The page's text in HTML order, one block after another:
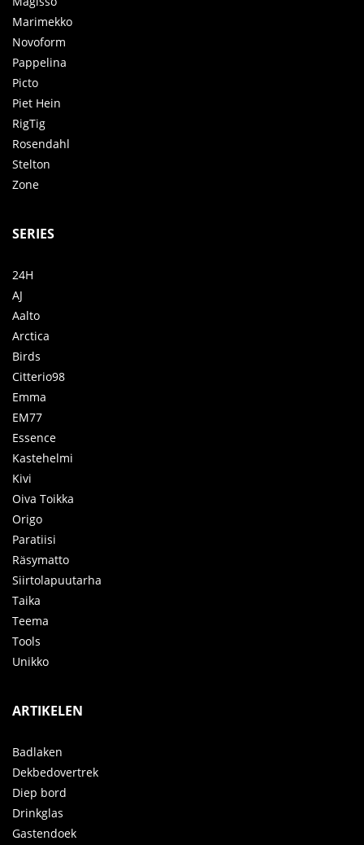
Marimekko
Novoform
Pappelina
Picto
Piet Hein
RigTig
Rosendahl
Stelton
Zone
SERIES
24H
AJ
Aalto
Arctica
Birds
Citterio98
Emma
EM77
Essence
Kastehelmi
Kivi
Oiva Toikka
Origo
Paratiisi
Räsymatto
Siirtolapuutarha
Taika
Teema
Tools
Unikko
ARTIKELEN
Badlaken
Dekbedovertrek
Diep bord
Drinkglas
Gastendoek